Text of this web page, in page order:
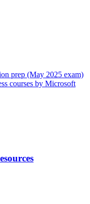
prep (May 2025 exam)
courses by Microsoft